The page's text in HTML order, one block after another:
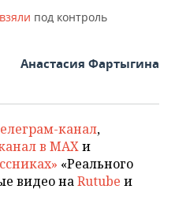
взяли под контроль
Анастасия Фартыгина
канал,
в MAXи
«Реального
видео наRutube и